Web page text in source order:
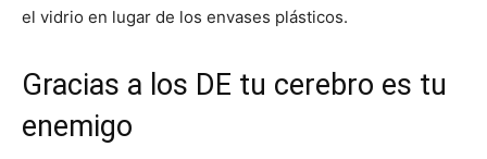
el vidrio en lugar de los envases plásticos.
Gracias a los DE tu cerebro es tu
enemigo